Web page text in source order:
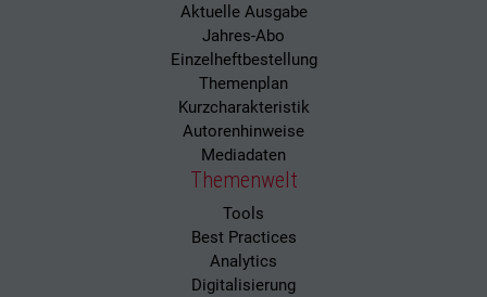
Aktuelle Ausgabe
Jahres-Abo
Einzelheftbestellung
Themenplan
Kurzcharakteristik
Autorenhinweise
Mediadaten
Themenwelt
Tools
Best Practices
Analytics
Digitalisierung